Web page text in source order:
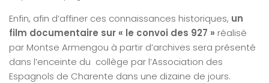
Enfin, afin d’affiner ces connaissances historiques, un
film documentaire sur « le convoi des 927 » réalisé
par Montse Armengou à partir d’archives sera présenté
dans l’enceinte du collège par l’Association des
Espagnols de Charente dans une dizaine de jours.